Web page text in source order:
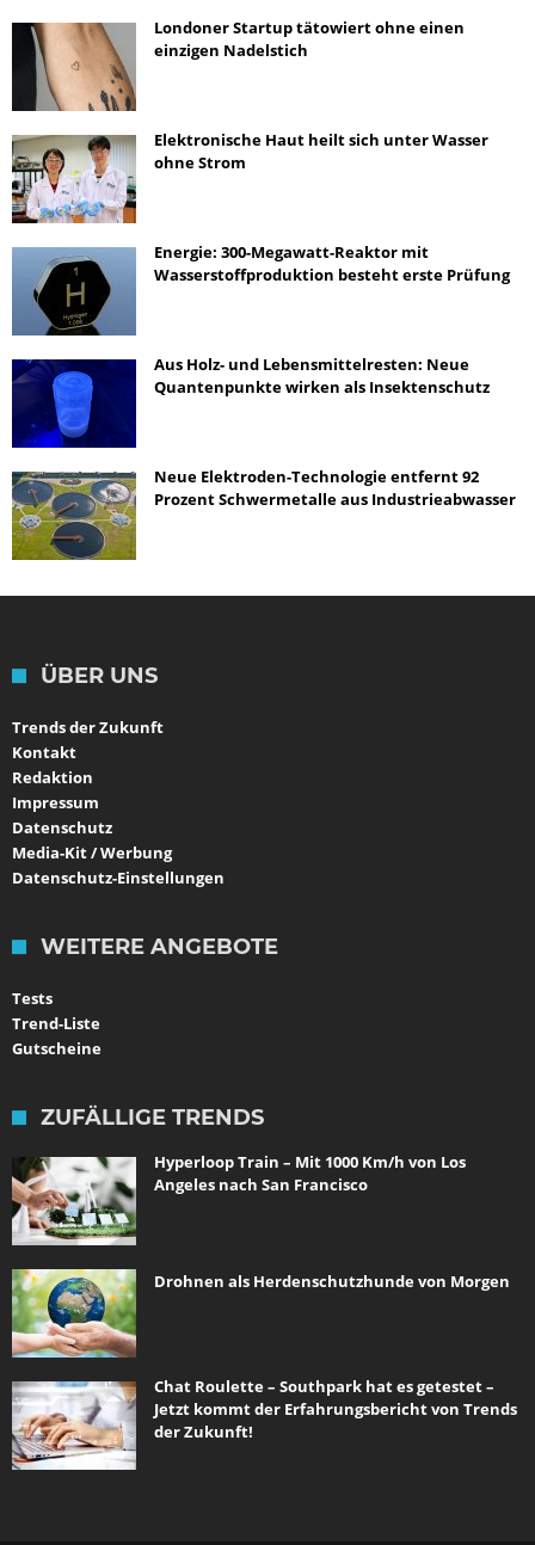
Londoner Startup tätowiert ohne einen
einzigen Nadelstich
Elektronische Haut heilt sich unter Wasser
ohne Strom
Energie: 300-Megawatt-Reaktor mit
Wasserstoffproduktion besteht erste Prüfung
Aus Holz- und Lebensmittelresten: Neue
Quantenpunkte wirken als Insektenschutz
Neue Elektroden-Technologie entfernt 92
Prozent Schwermetalle aus Industrieabwasser
ÜBER UNS
Trends der Zukunft
Kontakt
Redaktion
Impressum
Datenschutz
Media-Kit / Werbung
Datenschutz-Einstellungen
WEITERE ANGEBOTE
Tests
Trend-Liste
Gutscheine
ZUFÄLLIGE TRENDS
Hyperloop Train – Mit 1000 Km/h von Los
Angeles nach San Francisco
Drohnen als Herdenschutzhunde von Morgen
Chat Roulette – Southpark hat es getestet –
Jetzt kommt der Erfahrungsbericht von Trends
der Zukunft!